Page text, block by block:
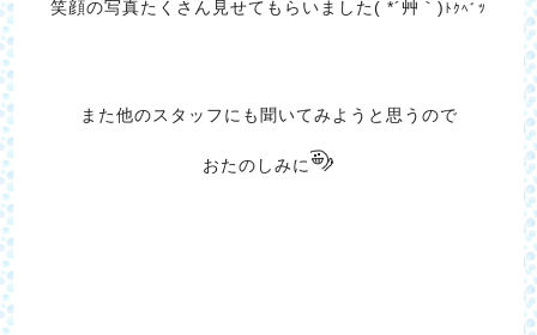
笑顔の写真たくさん見せてもらいました( *´艸｀) ﾄｸﾍﾞﾂ
また他のスタッフにも聞いてみようと思うので
おたのしみに